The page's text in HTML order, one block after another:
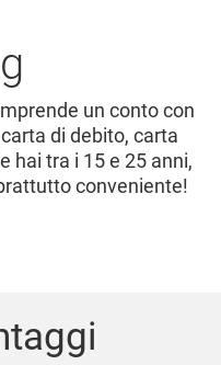
un conto con
di debito, carta
hai tra i 15 e 25 anni,
conveniente!